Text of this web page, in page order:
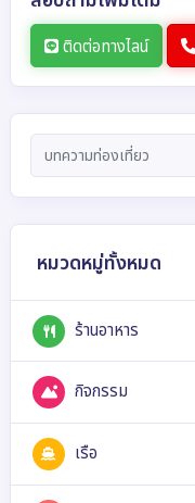
ติดต่อทางไลน์
หมวดหมู่ทั้งหมด
ร้านอาหาร
กิจกรรม
เรือ